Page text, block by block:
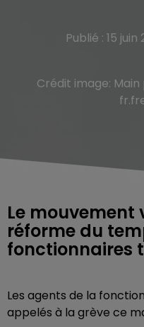
Publié : 15
Crédit image:
Le mouvement
réforme du
fonctionnaires
Les agents de la
appelés à la grève ce